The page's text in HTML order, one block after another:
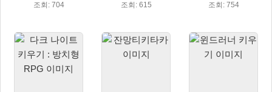
조회: 704
조회: 615
조회: 754